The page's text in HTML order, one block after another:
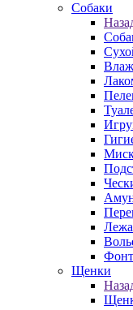
Собаки
Щенки